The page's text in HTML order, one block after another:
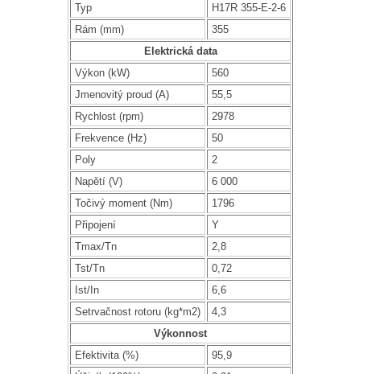
Typ
H17R 355-E-2-6
Rám (mm)
355
Elektrická data
Výkon (kW)
560
Jmenovitý proud (A)
55,5
Rychlost (rpm)
2978
Frekvence (Hz)
50
Poly
2
Napětí (V)
6 000
Točivý moment (Nm)
1796
Připojení
Y
Tmax/Tn
2,8
Tst/Tn
0,72
Ist/In
6,6
Setrvačnost rotoru (kg*m2)
4,3
Výkonnost
Efektivita (%)
95,9